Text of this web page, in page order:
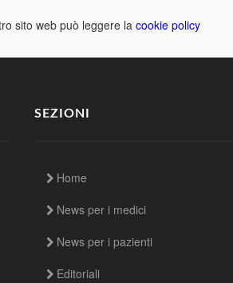
sito web può leggere la cookie policy
SEZIONI
Home
News per i medici
News per i pazienti
Editoriali